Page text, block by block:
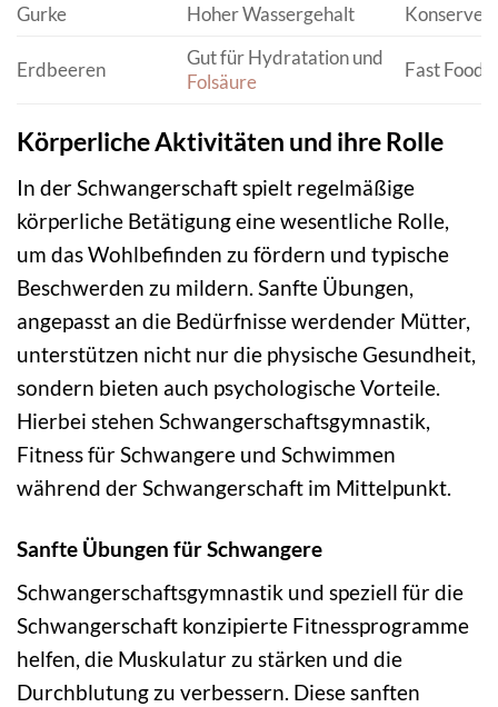
Gurke Hoher Wassergehalt Konserven
Erdbeeren
Gut für Hydratation und
Folsäure
Fast Food
Körperliche Aktivitäten und ihre Rolle
In der Schwangerschaft spielt regelmäßige
körperliche Betätigung eine wesentliche Rolle,
um das Wohlbefinden zu fördern und typische
Beschwerden zu mildern. Sanfte Übungen,
angepasst an die Bedürfnisse werdender Mütter,
unterstützen nicht nur die physische Gesundheit,
sondern bieten auch psychologische Vorteile.
Hierbei stehen Schwangerschaftsgymnastik,
Fitness für Schwangere und Schwimmen
während der Schwangerschaft im Mittelpunkt.
Sanfte Übungen für Schwangere
Schwangerschaftsgymnastik und speziell für die
Schwangerschaft konzipierte Fitnessprogramme
helfen, die Muskulatur zu stärken und die
Durchblutung zu verbessern. Diese sanften